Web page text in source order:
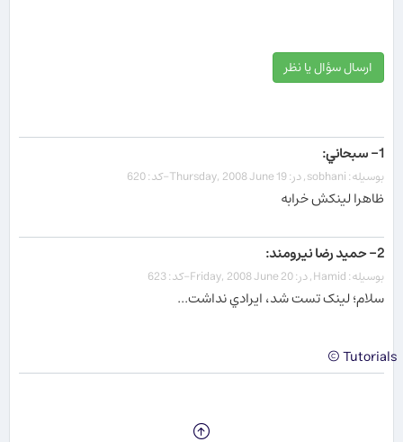
ارسال سؤال یا نظر
1- سبحاني:
بوسیله: sobhani, در: Thursday, 2008 June 19-کد: 620
ظاهرا لينکش خرابه
2- حميد رضا نيرومند:
بوسیله: Hamid, در: Friday, 2008 June 20-کد: 623
سلام؛ لينک تست شد، ايرادي نداشت...
Tutorials ©